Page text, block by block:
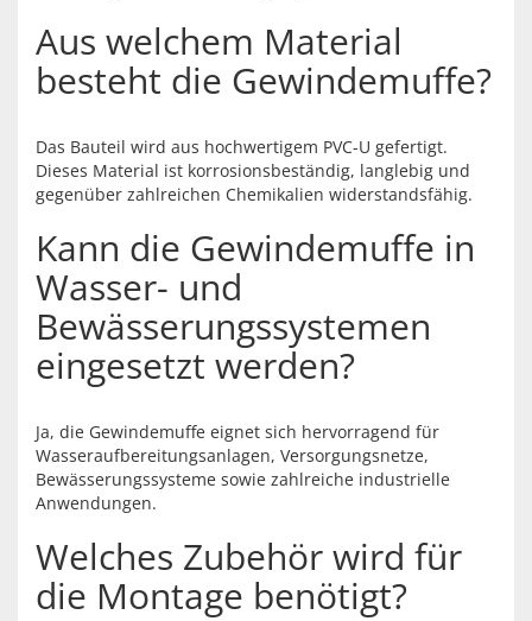
Aus welchem Material
besteht die Gewindemuffe?
Das Bauteil wird aus hochwertigem PVC-U gefertigt.
Dieses Material ist korrosionsbeständig, langlebig und
gegenüber zahlreichen Chemikalien widerstandsfähig.
Kann die Gewindemuffe in
Wasser- und
Bewässerungssystemen
eingesetzt werden?
Ja, die Gewindemuffe eignet sich hervorragend für
Wasseraufbereitungsanlagen, Versorgungsnetze,
Bewässerungssysteme sowie zahlreiche industrielle
Anwendungen.
Welches Zubehör wird für
die Montage benötigt?